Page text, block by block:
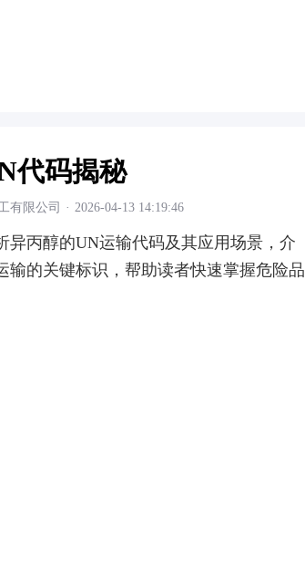
代码揭秘
有限公司 · 2026-04-13 14:19:46
异丙醇的UN运输代码及其应用场景，介
输的关键标识，帮助读者快速掌握危险品